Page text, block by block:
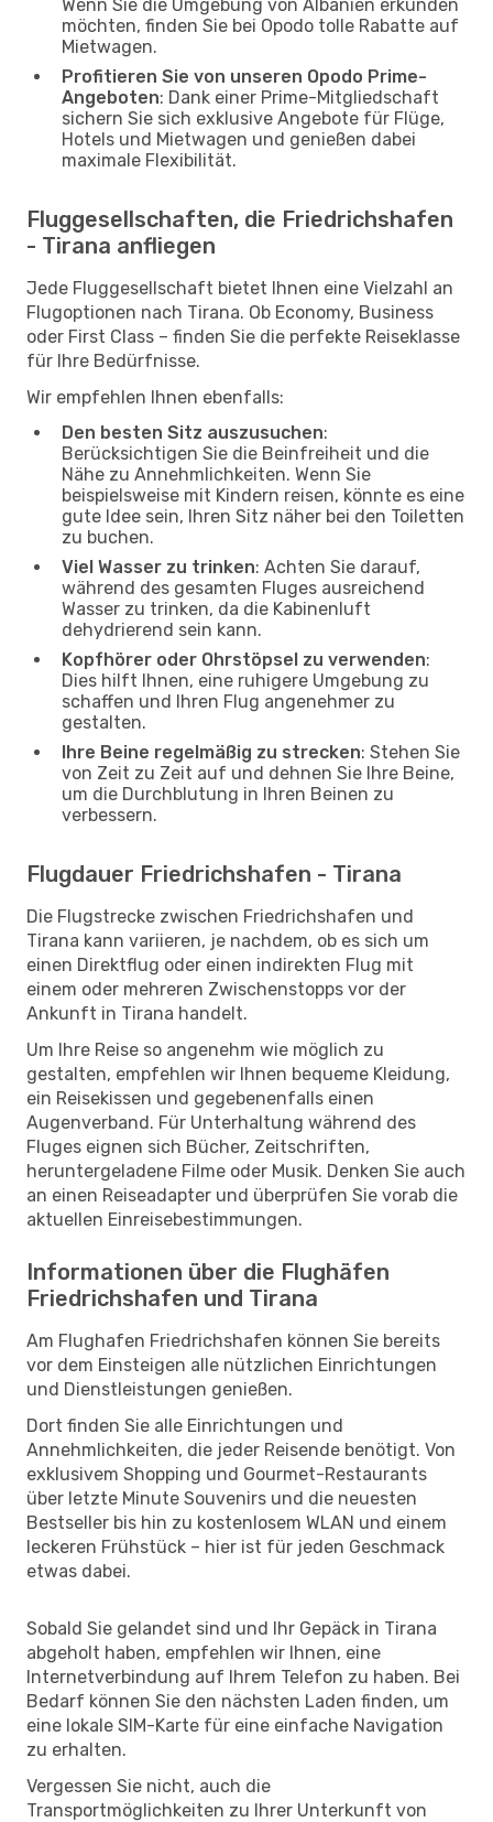
Wenn Sie die Umgebung von Albanien erkunden
möchten, finden Sie bei Opodo tolle Rabatte auf
Mietwagen.
Profitieren Sie von unseren Opodo Prime-
Angeboten: Dank einer Prime-Mitgliedschaft
sichern Sie sich exklusive Angebote für Flüge,
Hotels und Mietwagen und genießen dabei
maximale Flexibilität.
Fluggesellschaften, die Friedrichshafen
- Tirana anfliegen
Jede Fluggesellschaft bietet Ihnen eine Vielzahl an
Flugoptionen nach Tirana. Ob Economy, Business
oder First Class – finden Sie die perfekte Reiseklasse
für Ihre Bedürfnisse.
Wir empfehlen Ihnen ebenfalls:
Den besten Sitz auszusuchen:
Berücksichtigen Sie die Beinfreiheit und die
Nähe zu Annehmlichkeiten. Wenn Sie
beispielsweise mit Kindern reisen, könnte es eine
gute Idee sein, Ihren Sitz näher bei den Toiletten
zu buchen.
Viel Wasser zu trinken: Achten Sie darauf,
während des gesamten Fluges ausreichend
Wasser zu trinken, da die Kabinenluft
dehydrierend sein kann.
Kopfhörer oder Ohrstöpsel zu verwenden:
Dies hilft Ihnen, eine ruhigere Umgebung zu
schaffen und Ihren Flug angenehmer zu
gestalten.
Ihre Beine regelmäßig zu strecken: Stehen Sie
von Zeit zu Zeit auf und dehnen Sie Ihre Beine,
um die Durchblutung in Ihren Beinen zu
verbessern.
Flugdauer Friedrichshafen - Tirana
Die Flugstrecke zwischen Friedrichshafen und
Tirana kann variieren, je nachdem, ob es sich um
einen Direktflug oder einen indirekten Flug mit
einem oder mehreren Zwischenstopps vor der
Ankunft in Tirana handelt.
Um Ihre Reise so angenehm wie möglich zu
gestalten, empfehlen wir Ihnen bequeme Kleidung,
ein Reisekissen und gegebenenfalls einen
Augenverband. Für Unterhaltung während des
Fluges eignen sich Bücher, Zeitschriften,
heruntergeladene Filme oder Musik. Denken Sie auch
an einen Reiseadapter und überprüfen Sie vorab die
aktuellen Einreisebestimmungen.
Informationen über die Flughäfen
Friedrichshafen und Tirana
Am Flughafen Friedrichshafen können Sie bereits
vor dem Einsteigen alle nützlichen Einrichtungen
und Dienstleistungen genießen.
Dort finden Sie alle Einrichtungen und
Annehmlichkeiten, die jeder Reisende benötigt. Von
exklusivem Shopping und Gourmet-Restaurants
über letzte Minute Souvenirs und die neuesten
Bestseller bis hin zu kostenlosem WLAN und einem
leckeren Frühstück – hier ist für jeden Geschmack
etwas dabei.
Sobald Sie gelandet sind und Ihr Gepäck in Tirana
abgeholt haben, empfehlen wir Ihnen, eine
Internetverbindung auf Ihrem Telefon zu haben. Bei
Bedarf können Sie den nächsten Laden finden, um
eine lokale SIM-Karte für eine einfache Navigation
zu erhalten.
Vergessen Sie nicht, auch die
Transportmöglichkeiten zu Ihrer Unterkunft von